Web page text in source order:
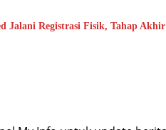
Jalani Registrasi Fisik, Tahap